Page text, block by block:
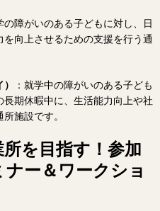
の障がいのある子どもに対し、日
向上させるための支援を行う通
：就学中の障がいのある子ども
期休暇中に、生活能力向上や社
施設です。
を目指す！参加
ー＆ワークショ